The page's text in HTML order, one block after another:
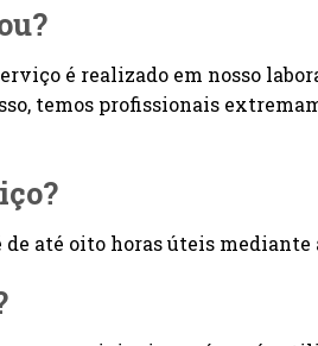
é realizado em nosso
temos profissionais
de até oito horas úteis